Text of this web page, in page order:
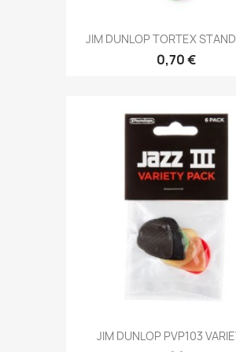
JIM DUNLOP TORTEX
0,70 €
JIM DUNLOP PVP103